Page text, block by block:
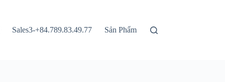
Sales3-+84.789.83.49.77 Sản Phẩm